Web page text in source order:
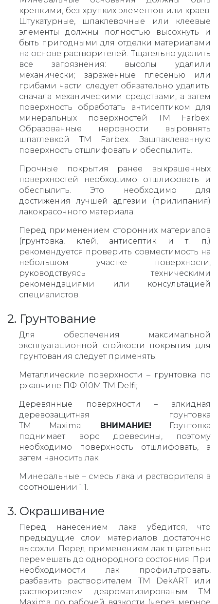
крепкими, без хрупких элементов или краев.
Штукатурные, шпаклевочные или клеевые
элементы должны полностью высохнуть и
быть пригодными для отделки материалами
на основе растворителей. Тщательно удалить
все загрязнения: высолы удалили
механически; зараженные плесенью или
грибами части следует обязательно удалить:
сначала механическими средствами, а затем
поверхность обработать антисептиком для
минеральных поверхностей ТМ Farbex.
Образованные неровности выровнять
шпатлевкой ТМ Farbex. Зашпаклеванную
поверхность отшлифовать и обеспылить.
Прочные покрытия ранее выкрашенных
поверхностей необходимо отшлифовать и
обеспылить. Это необходимо для
достижения лучшей адгезии (прилипания)
лакокрасочного материала.
Перед применением сторонних материалов
(грунтовка, клей, антисептик и т. п.)
рекомендуется проверить совместимость на
небольшом участке поверхности,
руководствуясь техническими
рекомендациями или консультацией
специалистов.
2. Грунтование
Для обеспечения максимальной
эксплуатационной стойкости покрытия для
грунтования следует применять:
Металлические поверхности – грунтовка по
ржавчине ПФ-010М ТМ Delfi;
Деревянные поверхности – алкидная
деревозащитная грунтовка
ТМ Maxima. ВНИМАНИЕ! Грунтовка
поднимает ворс древесины, поэтому
необходимо поверхность отшлифовать, а
затем наносить лак.
Минеральные – смесь лака и растворителя в
соотношении 1:1.
3. Окрашивание
Перед нанесением лака убедится, что
предыдущие слои материалов достаточно
высохли. Перед применением лак тщательно
перемешать до однородного состояния. При
необходимости лак профильтровать,
разбавить растворителем ТМ DekART или
растворителем деароматизированым ТМ